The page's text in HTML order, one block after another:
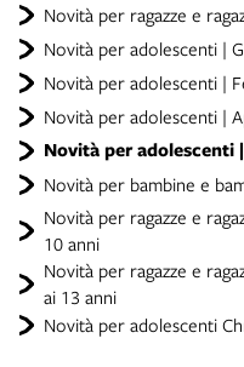
Novità per ragazze e
Novità per adolescenti |
Novità per adolescenti |
Novità per adolescenti |
Novità per adolescenti
Novità per bambine e
Novità per ragazze e
10 anni
Novità per ragazze e
ai 13 anni
Novità per adolescenti